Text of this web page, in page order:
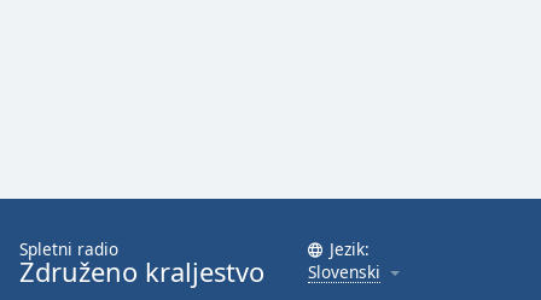
Font
Spletni radio
Združeno kraljestvo
Jezik:
Slovenski